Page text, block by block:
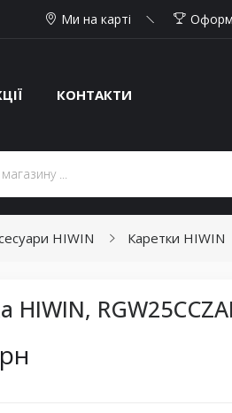
Ми на карті
КОНТАКТИ
HIWIN Каретки HIWIN
HIWIN,